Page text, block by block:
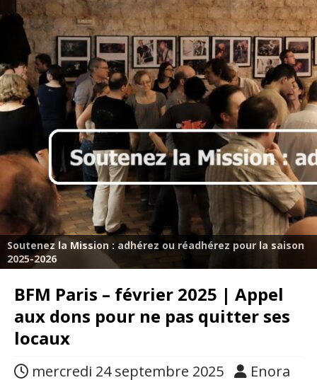
Soutenez la Mission : adhérez ou réadhérez pour la saison
2025-2026
BFM Paris – février 2025 | Appel
aux dons pour ne pas quitter ses
locaux
mercredi 24 septembre 2025 Enora